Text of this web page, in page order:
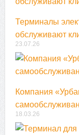
Терминалы
обслуживают
23.07.26
Компания
18.03.26